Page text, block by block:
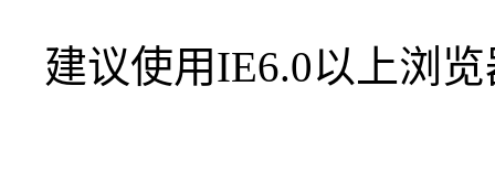
建议使用IE6.0以上浏